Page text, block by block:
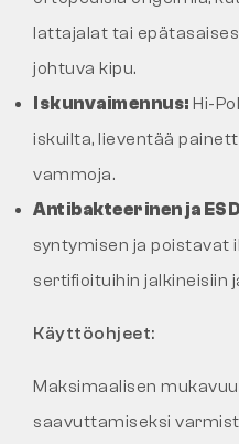
lattajalat tai
johtuva kipu.
Iskunvaimennus: Hi-
iskuilta, lieventää
vammoja.
Antibakteerinen ja
syntymisen ja poistavat
sertifioituihin jalkineisiin
Käyttöohjeet:
Maksimaalisen
saavuttamiseksi